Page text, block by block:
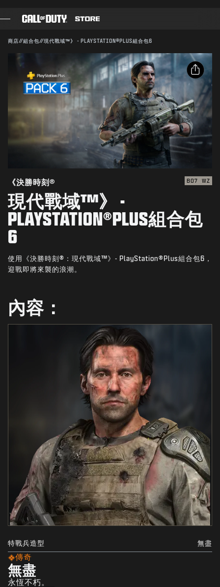
戰爭通行證
黑影部隊
《決勝時刻》商店
遊戲
最新消息
STORE
電競
登入|註冊
商店//組合包//現代戰域™》 - PLAYSTATION®PLUS組合包6
確認購買
取消
Activision得隨時更新、替換或移除此遊戲內容。
分享
電子郵件
Facebook
複製連結
《決勝時刻® BO7 WZ
現代戰域™》 -
PLAYSTATION®PLUS組合包
6
使用《決勝時刻®：現代戰域™》- PlayStation®Plus組合包6，
迎戰即將來襲的浪潮。
內容：
特戰兵造型 無盡
傳奇
無盡
永恆不朽。